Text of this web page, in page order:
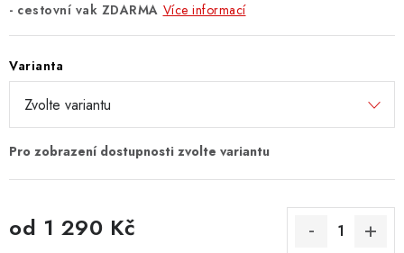
- cestovní vak ZDARMA Více informací
Varianta
od 1 290 Kč